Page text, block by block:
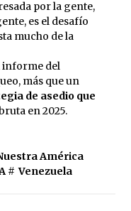
por la gente,
es el desafío
mucho de la
informe del
más que un
de asedio que
en 2025.
América
# Venezuela